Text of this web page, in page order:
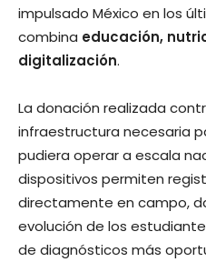
impulsado México en los
combina educación,
digitalización.
La donación realizada
infraestructura necesaria
pudiera operar a escala
dispositivos permiten
directamente en campo,
evolución de los
de diagnósticos más